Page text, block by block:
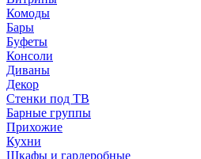
Комоды
Бары
Буфеты
Консоли
Диваны
Декор
Стенки под ТВ
Барные группы
Прихожие
Кухни
Шкафы и гардеробные